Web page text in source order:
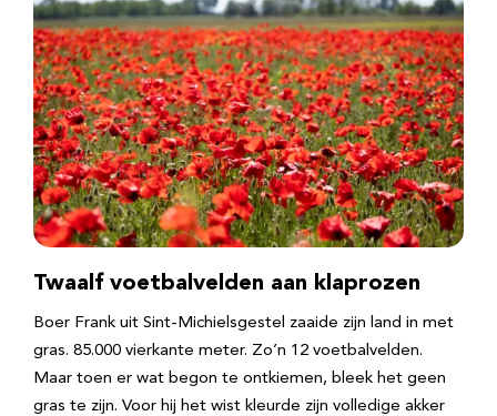
Twaalf voetbalvelden aan klaprozen
Boer Frank uit Sint-Michielsgestel zaaide zijn land in met
gras. 85.000 vierkante meter. Zo’n 12 voetbalvelden.
Maar toen er wat begon te ontkiemen, bleek het geen
gras te zijn. Voor hij het wist kleurde zijn volledige akker